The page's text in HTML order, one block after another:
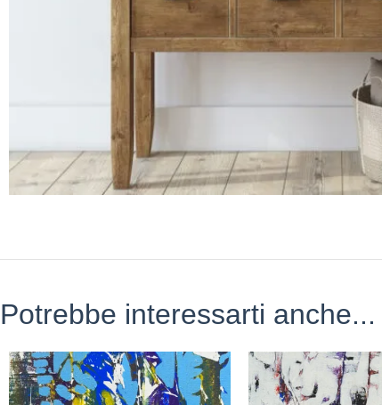
Potrebbe interessarti anche...